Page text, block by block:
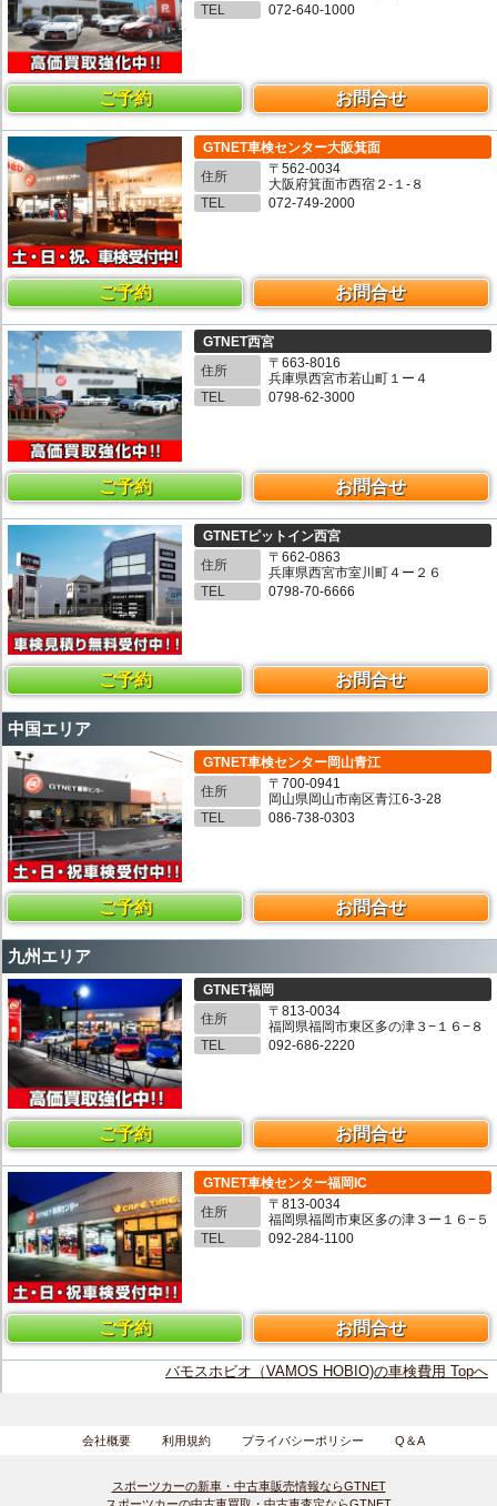
TEL
072-640-1000
ご予約 お問合せ
GTNET車検センター大阪箕面
住所
〒562-0034
大阪府箕面市西宿２-１-８
TEL
072-749-2000
ご予約 お問合せ
GTNET西宮
住所
〒663-8016
兵庫県西宮市若山町１ー４
TEL
0798-62-3000
ご予約 お問合せ
GTNETピットイン西宮
住所
〒662-0863
兵庫県西宮市室川町４ー２６
TEL
0798-70-6666
ご予約 お問合せ
中国エリア
GTNET車検センター岡山青江
住所
〒700-0941
岡山県岡山市南区青江6-3-28
TEL
086-738-0303
ご予約 お問合せ
九州エリア
GTNET福岡
住所
〒813-0034
福岡県福岡市東区多の津３−１６−８
TEL
092-686-2220
ご予約 お問合せ
GTNET車検センター福岡IC
住所
〒813-0034
福岡県福岡市東区多の津３ー１６−５
TEL
092-284-1100
ご予約 お問合せ
バモスホビオ（VAMOS HOBIO)の車検費用 Topへ
会社概要 利用規約 プライバシーポリシー Q＆A
スポーツカーの新車・中古車販売情報ならGTNET